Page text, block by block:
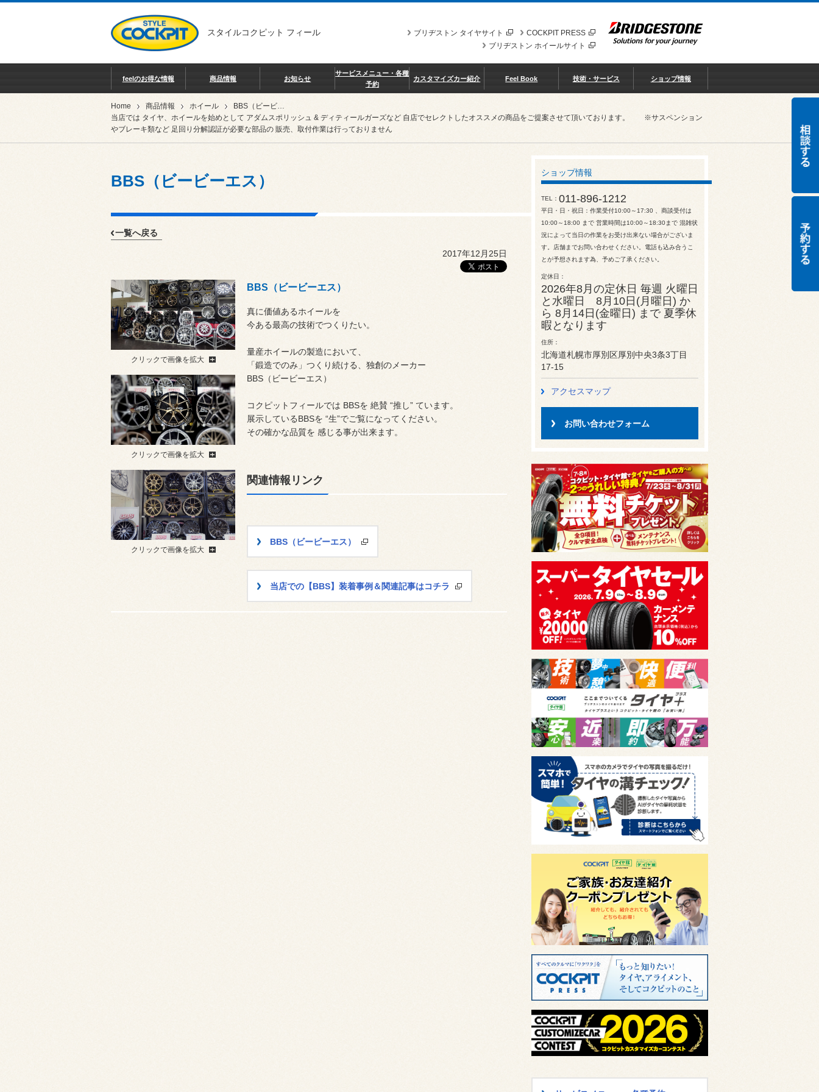
スタイルコクピット フィール COCKPIT PRESS
ブリヂストン タイヤサイト
ブリヂストン ホイールサイト
feelのお得な情報 商品情報 お知らせ
サービスメニュー・各種
予約
カスタマイズカー紹介 Feel Book 技術・サービス ショップ情報
Home 商品情報 ホイール
BBS（ビービーエス）
当店では タイヤ、ホイールを始めとして アダムスポリッシュ & ディティールガーズなど 自店でセレクトしたオススメの商品をご提案させて頂いております。 ※サスペンション
やブレーキ類など 足回り分解認証が必要な部品の 販売、取付作業は行っておりません
BBS（ビービーエス）
一覧へ戻る
2017年12月25日
クリックで画像を拡大
クリックで画像を拡大
クリックで画像を拡大
BBS（ビービーエス）
真に価値あるホイールを
今ある最高の技術でつくりたい。
量産ホイールの製造において、
「鍛造でのみ」つくり続ける、独創のメーカー
BBS（ビービーエス）
コクピットフィールでは BBSを 絶賛 “推し” ています。
展示しているBBSを “生”でご覧になってください。
その確かな品質を 感じる事が出来ます。
関連情報リンク
BBS（ビービーエス）
当店での【BBS】装着事例＆関連記事はコチラ
ショップ情報
TEL 011-896-1212
平日・日・祝日：作業受付10:00～17:30 、商談受付は
10:00～18:00 まで 営業時間は10:00～18:30まで 混雑状
況によって当日の作業をお受け出来ない場合がございま
す。店舗までお問い合わせください。電話も込み合うこ
とが予想されます為、予めご了承ください。
定休日
2026年8月の定休日 毎週 火曜日
と水曜日 8月10日(月曜日) か
ら 8月14日(金曜日) まで 夏季休
暇となります
住所
北海道札幌市厚別区厚別中央3条3丁目
17-15
アクセスマップ
お問い合わせフォーム